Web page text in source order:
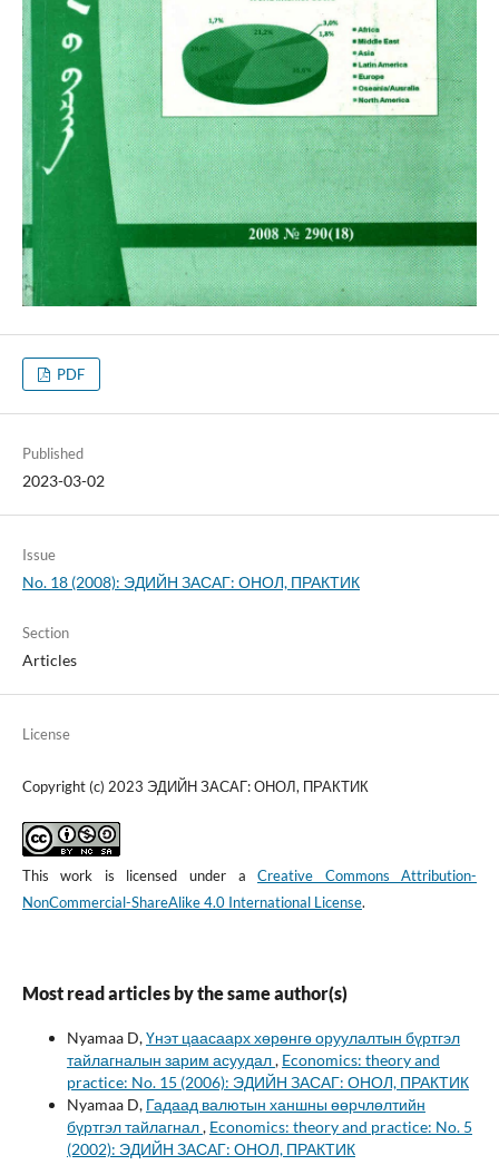
PDF
Published
2023-03-02
Issue
No. 18 (2008): ЭДИЙН ЗАСАГ: ОНОЛ, ПРАКТИК
Section
Articles
License
Copyright (c) 2023 ЭДИЙН ЗАСАГ: ОНОЛ, ПРАКТИК
This work is licensed under aCreative Commons Attribution-
NonCommercial-ShareAlike 4.0 International License.
Most read articles by the same author(s)
Nyamaa D,Үнэт цаасаарх хөрөнгө оруулалтын бүртгэл
тайлагналын зарим асуудал, Economics: theory and
practice: No. 15 (2006): ЭДИЙН ЗАСАГ: ОНОЛ, ПРАКТИК
Nyamaa D, Гадаад валютын ханшны өөрчлөлтийн
бүртгэл тайлагнал, Economics: theory and practice: No. 5
(2002): ЭДИЙН ЗАСАГ: ОНОЛ, ПРАКТИК